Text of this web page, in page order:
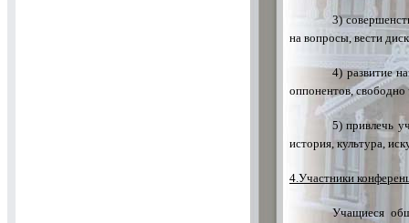
3)
на вопросы, вести
4) развитие
оппонентов, свободно
5) привлечь
история, культура,
4.Участники
Учащиеся